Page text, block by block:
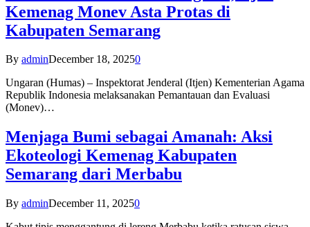
Kemenag Monev Asta Protas di
Kabupaten Semarang
By adminDecember 18, 20250
Ungaran (Humas) – Inspektorat Jenderal (Itjen) Kementerian Agama
Republik Indonesia melaksanakan Pemantauan dan Evaluasi
(Monev)…
Menjaga Bumi sebagai Amanah: Aksi
Ekoteologi Kemenag Kabupaten
Semarang dari Merbabu
By adminDecember 11, 20250